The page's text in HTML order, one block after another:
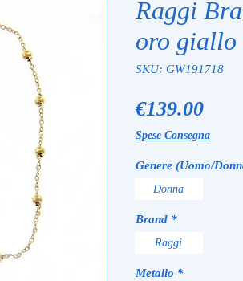
Raggi
oro giallo
SKU: GW191718
€139.00Price
Spese Consegna
Genere (Uomo/
Donna
Brand *
Raggi
Metallo *